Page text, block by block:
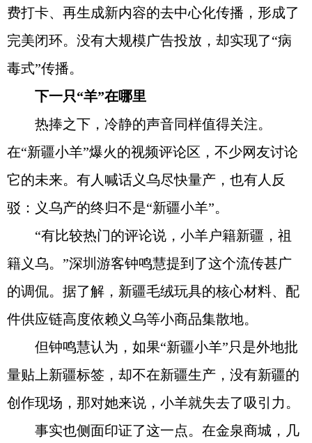
费打卡、再生成新内容的去中心化传播，形成了
完美闭环。没有大规模广告投放，却实现了“病
毒式”传播。
下一只“羊”在哪里
热捧之下，冷静的声音同样值得关注。
在“新疆小羊”爆火的视频评论区，不少网友讨论
它的未来。有人喊话义乌尽快量产，也有人反
驳：义乌产的终归不是“新疆小羊”。
“有比较热门的评论说，小羊户籍新疆，祖
籍义乌。”深圳游客钟鸣慧提到了这个流传甚广
的调侃。据了解，新疆毛绒玩具的核心材料、配
件供应链高度依赖义乌等小商品集散地。
但钟鸣慧认为，如果“新疆小羊”只是外地批
量贴上新疆标签，却不在新疆生产，没有新疆的
创作现场，那对她来说，小羊就失去了吸引力。
事实也侧面印证了这一点。在金泉商城，几